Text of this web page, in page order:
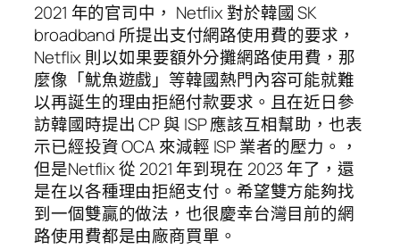
2021 年的官司中， Netflix 對於韓國 SK
broadband 所提出支付網路使用費的要求，
Netflix 則以如果要額外分攤網路使用費，那
麼像「魷魚遊戲」等韓國熱門內容可能就難
以再誕生的理由拒絕付款要求。且在近日參
訪韓國時提出 CP 與 ISP 應該互相幫助，也表
示已經投資 OCA 來減輕 ISP 業者的壓力。，
但是Netflix 從 2021 年到現在 2023 年了，還
是在以各種理由拒絕支付。希望雙方能夠找
到一個雙贏的做法，也很慶幸台灣目前的網
路使用費都是由廠商買單。